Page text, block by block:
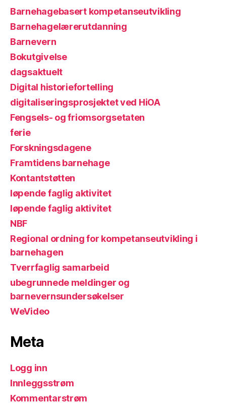
Barnehagebasert kompetanseutvikling
Barnehagelærerutdanning
Barnevern
Bokutgivelse
dagsaktuelt
Digital historiefortelling
digitaliseringsprosjektet ved HiOA
Fengsels- og friomsorgsetaten
ferie
Forskningsdagene
Framtidens barnehage
Kontantstøtten
løpende faglig aktivitet
løpende faglig aktivitet
NBF
Regional ordning for kompetanseutvikling i
barnehagen
Tverrfaglig samarbeid
ubegrunnede meldinger og
barnevernsundersøkelser
WeVideo
Meta
Logg inn
Innleggsstrøm
Kommentarstrøm